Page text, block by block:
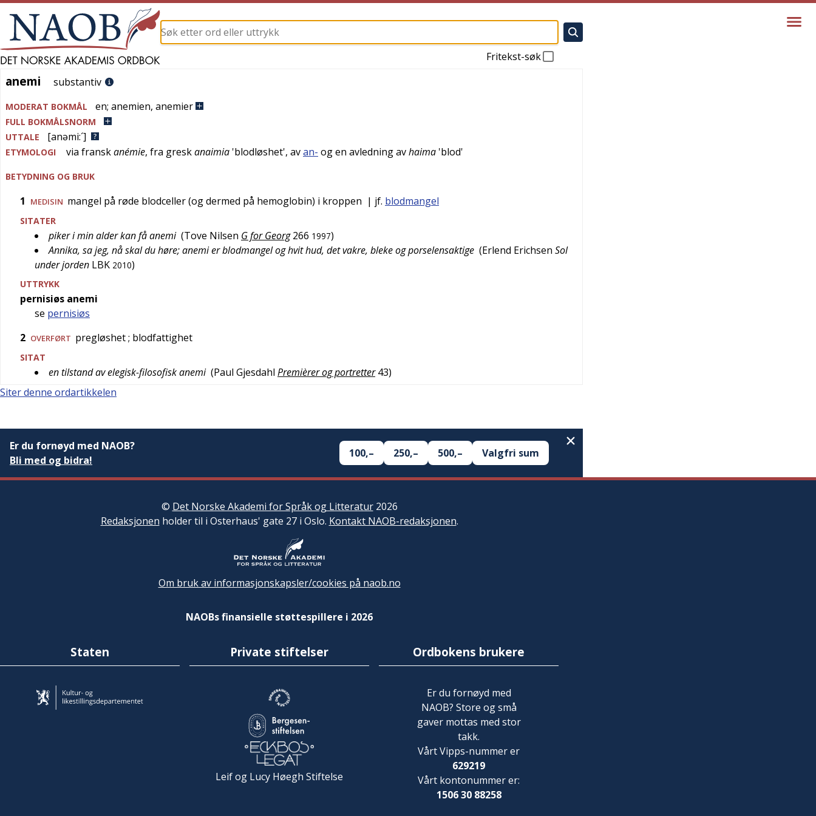
Fritekst-søk
anemi
anemi substantiv
MODERAT BOKMÅL en; anemien, anemier
FULL BOKMÅLSNORM
UTTALE
[anəmi:´]
ETYMOLOGI via franskanémie, fra greskanaimia 'blodløshet', avan- og en avledning avhaima 'blod'
BETYDNING OG BRUK
1 MEDISIN mangel på røde blodceller (og dermed på hemoglobin) i kroppen | jf. blodmangel
SITATER
piker i min alder kan få anemi (Tove Nilsen G for Georg 266 1997)
Annika, sa jeg, nå skal du høre; anemi er blodmangel og hvit hud, det vakre, bleke og porselensaktige (Erlend Erichsen Sol
under jorden LBK 2010)
UTTRYKK
pernisiøs anemi
se pernisiøs
2 OVERFØRT pregløshet; blodfattighet
SITAT
en tilstand av elegisk-filosofisk anemi (Paul Gjesdahl Premièrer og portretter 43)
Siter denne ordartikkelen
Er du fornøyd med NAOB?
Bli med og bidra!
100,– 250,– 500,– Valgfri sum
© Det Norske Akademi for Språk og Litteratur2026
Redaksjonen holder til i Osterhaus' gate 27 i Oslo. Kontakt NAOB-redaksjonen.
Om bruk av informasjonskapsler/cookies på naob.no
NAOBs finansielle støttespillere i 2026
Staten Private stiftelser
Leif og Lucy Høegh Stiftelse
Ordbokens brukere
Er du fornøyd med
NAOB? Store og små
gaver mottas med stor
takk.
Vårt Vipps-nummer er
629219
Vårt kontonummer er:
1506 30 88258